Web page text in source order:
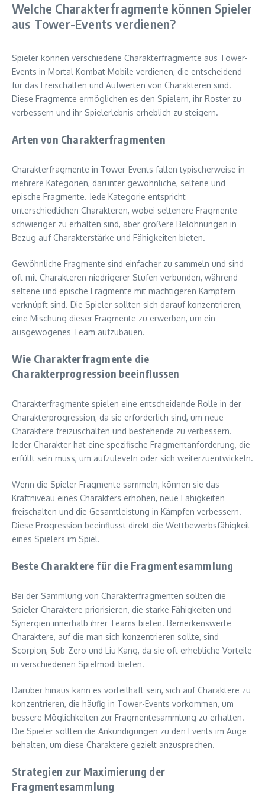
Welche Charakterfragmente können Spieler
aus Tower-Events verdienen?
Spieler können verschiedene Charakterfragmente aus Tower-
Events in Mortal Kombat Mobile verdienen, die entscheidend
für das Freischalten und Aufwerten von Charakteren sind.
Diese Fragmente ermöglichen es den Spielern, ihr Roster zu
verbessern und ihr Spielerlebnis erheblich zu steigern.
Arten von Charakterfragmenten
Charakterfragmente in Tower-Events fallen typischerweise in
mehrere Kategorien, darunter gewöhnliche, seltene und
epische Fragmente. Jede Kategorie entspricht
unterschiedlichen Charakteren, wobei seltenere Fragmente
schwieriger zu erhalten sind, aber größere Belohnungen in
Bezug auf Charakterstärke und Fähigkeiten bieten.
Gewöhnliche Fragmente sind einfacher zu sammeln und sind
oft mit Charakteren niedrigerer Stufen verbunden, während
seltene und epische Fragmente mit mächtigeren Kämpfern
verknüpft sind. Die Spieler sollten sich darauf konzentrieren,
eine Mischung dieser Fragmente zu erwerben, um ein
ausgewogenes Team aufzubauen.
Wie Charakterfragmente die
Charakterprogression beeinflussen
Charakterfragmente spielen eine entscheidende Rolle in der
Charakterprogression, da sie erforderlich sind, um neue
Charaktere freizuschalten und bestehende zu verbessern.
Jeder Charakter hat eine spezifische Fragmentanforderung, die
erfüllt sein muss, um aufzuleveln oder sich weiterzuentwickeln.
Wenn die Spieler Fragmente sammeln, können sie das
Kraftniveau eines Charakters erhöhen, neue Fähigkeiten
freischalten und die Gesamtleistung in Kämpfen verbessern.
Diese Progression beeinflusst direkt die Wettbewerbsfähigkeit
eines Spielers im Spiel.
Beste Charaktere für die Fragmentesammlung
Bei der Sammlung von Charakterfragmenten sollten die
Spieler Charaktere priorisieren, die starke Fähigkeiten und
Synergien innerhalb ihrer Teams bieten. Bemerkenswerte
Charaktere, auf die man sich konzentrieren sollte, sind
Scorpion, Sub-Zero und Liu Kang, da sie oft erhebliche Vorteile
in verschiedenen Spielmodi bieten.
Darüber hinaus kann es vorteilhaft sein, sich auf Charaktere zu
konzentrieren, die häufig in Tower-Events vorkommen, um
bessere Möglichkeiten zur Fragmentesammlung zu erhalten.
Die Spieler sollten die Ankündigungen zu den Events im Auge
behalten, um diese Charaktere gezielt anzusprechen.
Strategien zur Maximierung der
Fragmentesammlung